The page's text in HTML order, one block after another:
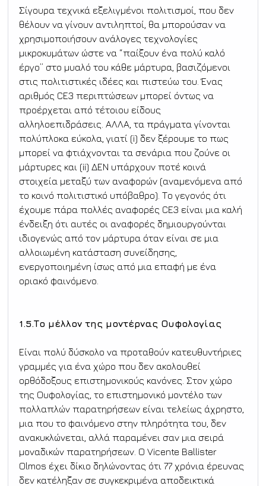
Σίγουρα τεχνικά εξελιγμένοι πολιτισμοί, που δεν
θέλουν να γίνουν αντιληπτοί, θα μπορούσαν να
χρησιμοποιήσουν ανάλογες τεχνολογίες
μικροκυμάτων ώστε να “παίξουν ένα πολύ καλό
έργο” στο μυαλό του κάθε μάρτυρα, βασιζόμενοι
στις πολιτιστικές ιδέες και πιστεύω του. Ένας
αριθμός CE3 περιπτώσεων μπορεί όντως να
προέρχεται από τέτοιου είδους
αλληλοεπιδράσεις. ΑΛΛΑ, τα πράγματα γίνονται
πολύπλοκα εύκολα, γιατί (i) δεν ξέρουμε το πως
μπορεί να φτιάχνονται τα σενάρια που ζούνε οι
μάρτυρες και (ii) ΔΕΝ υπάρχουν ποτέ κοινά
στοιχεία μεταξύ των αναφορών (αναμενόμενα από
το κοινό πολιτιστικό υπόβαθρο). Το γεγονός ότι
έχουμε πάρα πολλές αναφορές CE3 είναι μια καλή
ένδειξη ότι αυτές οι αναφορές δημιουργούνται
ιδιογενώς από τον μάρτυρα όταν είναι σε μια
αλλοιωμένη κατάσταση συνείδησης,
ενεργοποιημένη ίσως από μια επαφή με ένα
οριακό φαινόμενο.
1.5.Το μέλλον της μοντέρνας Ουφολογίας
Είναι πολύ δύσκολο να προταθούν κατευθυντήριες
γραμμές για ένα χώρο που δεν ακολουθεί
ορθόδοξους επιστημονικούς κανόνες. Στον χώρο
της Ουφολογίας, το επιστημονικό μοντέλο των
πολλαπλών παρατηρήσεων είναι τελείως άχρηστο,
μια που το φαινόμενο στην πληρότητα του, δεν
ανακυκλώνεται, αλλά παραμένει σαν μια σειρά
μοναδικών παρατηρήσεων. Ο Vicente Ballister
Olmos έχει δίκιο δηλώνοντας ότι 77 χρόνια έρευνας
δεν κατέληξαν σε συγκεκριμένα αποδεικτικά